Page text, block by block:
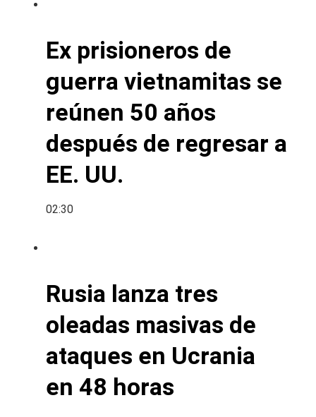
Ex prisioneros de
guerra vietnamitas se
reúnen 50 años
después de regresar a
EE. UU.
02:30
Rusia lanza tres
oleadas masivas de
ataques en Ucrania
en 48 horas